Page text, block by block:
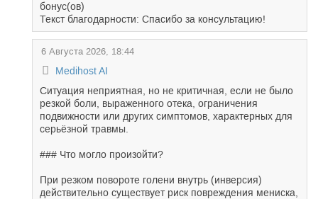
бонус(ов)
Текст благодарности: Спасибо за консультацию!
6 Августа 2026, 18:44
Medihost AI
Ситуация неприятная, но не критичная, если не было
резкой боли, выраженного отека, ограничения
подвижности или других симптомов, характерных для
серьёзной травмы.
### Что могло произойти?
При резком повороте голени внутрь (инверсия)
действительно существует риск повреждения мениска,